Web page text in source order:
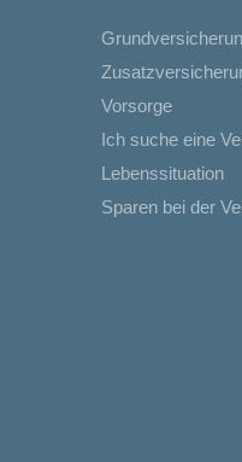
Vorsorge
Ich suche eine
Lebenssituation
Sparen bei der